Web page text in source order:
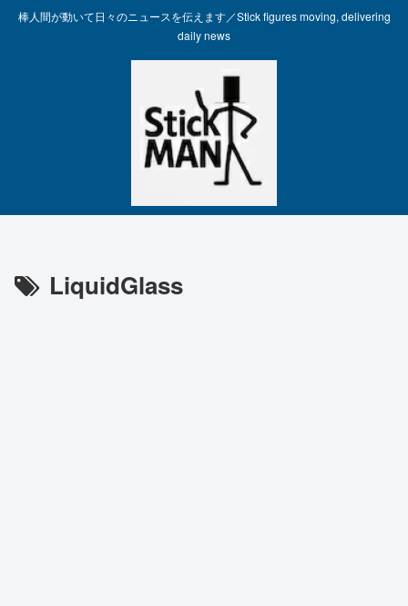
棒人間が動いて日々のニュースを伝えます／Stick figures moving, delivering
daily news
LiquidGlass